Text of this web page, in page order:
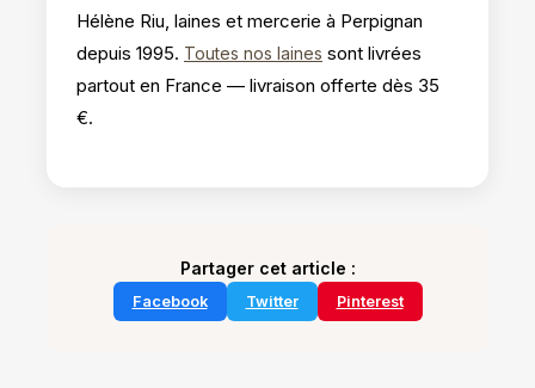
Hélène Riu, laines et mercerie à Perpignan
depuis 1995. Toutes nos laines sont livrées
partout en France — livraison offerte dès 35
€.
Partager cet article :
Facebook Twitter Pinterest